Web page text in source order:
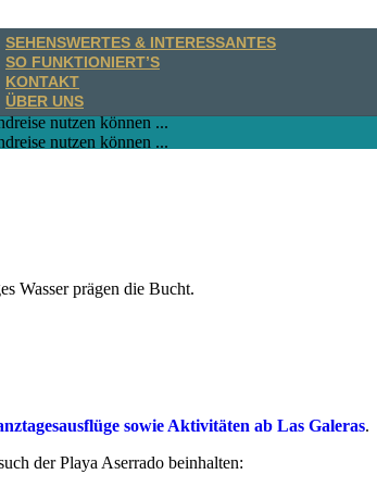
SEHENSWERTES & INTERESSANTES
SO FUNKTIONIERT’S
KONTAKT
ÜBER UNS
nutzen können ...
nutzen können ...
Wasser prägen die Bucht.
sowie Aktivitäten ab Las Galeras.
der Playa Aserrado beinhalten: